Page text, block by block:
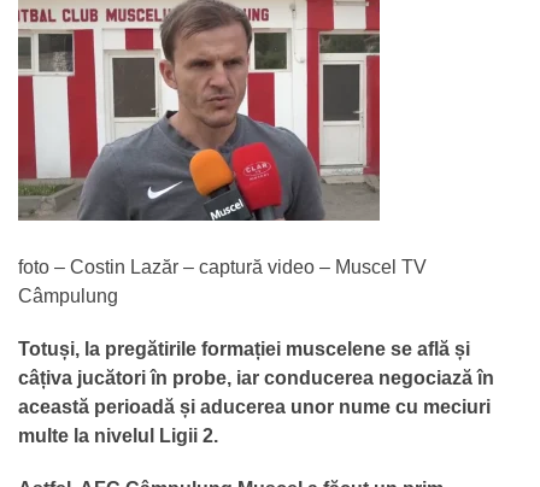
foto – Costin Lazăr – captură video – Muscel TV
Câmpulung
Totuși, la pregătirile formației muscelene se află și
câțiva jucători în probe, iar conducerea negociază în
această perioadă și aducerea unor nume cu meciuri
multe la nivelul Ligii 2.